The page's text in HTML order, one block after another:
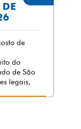
de
do
de São
legais,